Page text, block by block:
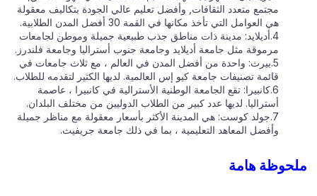
مجتمع متعدد الثقافات, وأفضل تعليم عالي الجودة بتكاليف معقولة
هي العوامل التي تأخذ مكانها في القمة 30 أفضل المدن الطلابية.
4.أديلايد: مدينة ذات مناطق جذب طبيعية جميلة وموطن لجامعات
مرموقة مثل جامعة أديلايد وجامعة جنوب أستراليا وجامعة فلندرز.
5.بيرث: واحدة من أفضل المدن في العالم ، مع ثلاث جامعات في
قائمة تصنيفات جامعة كيو إس العالمية. لديها الكثير لتقدمه للطلاب.
6.كانبيرا: تقع الجامعة الوطنية الأسترالية في كانبيرا ، عاصمة
أستراليا. لديها عدد كبير من الطلاب الدوليين من مختلف البلدان.
7.جولد كوست: هي المدينة الأكثر بأسعار معقولة مع مناظر جميلة
وأفضل المعاهد التعليمية ، بما في ذلك جامعة جريفيث.
هامة